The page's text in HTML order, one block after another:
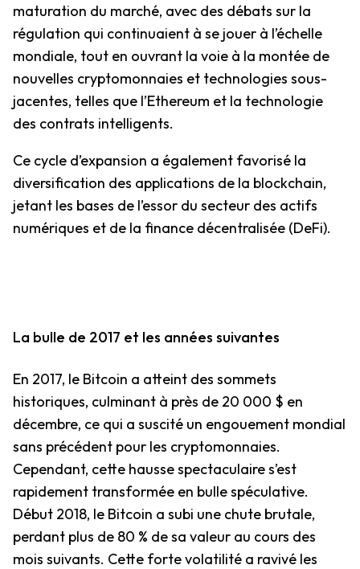
maturation du marché, avec des débats sur la
régulation qui continuaient à se jouer à l’échelle
mondiale, tout en ouvrant la voie à la montée de
nouvelles cryptomonnaies et technologies sous-
jacentes, telles que l’Ethereum et la technologie
des contrats intelligents.
Ce cycle d’expansion a également favorisé la
diversification des applications de la blockchain,
jetant les bases de l’essor du secteur des actifs
numériques et de la finance décentralisée (DeFi).
La bulle de 2017 et les années suivantes
En 2017, le Bitcoin a atteint des sommets
historiques, culminant à près de 20 000 $ en
décembre, ce qui a suscité un engouement mondial
sans précédent pour les cryptomonnaies.
Cependant, cette hausse spectaculaire s’est
rapidement transformée en bulle spéculative.
Début 2018, le Bitcoin a subi une chute brutale,
perdant plus de 80 % de sa valeur au cours des
mois suivants. Cette forte volatilité a ravivé les